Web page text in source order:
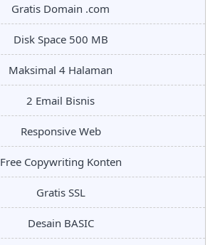
Gratis Domain .com
Disk Space 500 MB
Maksimal 4 Halaman
2 Email Bisnis
Responsive Web
Free Copywriting Konten
Gratis SSL
Desain BASIC